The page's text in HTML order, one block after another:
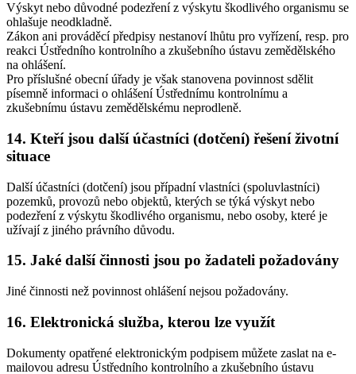
Výskyt nebo důvodné podezření z výskytu škodlivého organismu se
ohlašuje neodkladně.
Zákon ani prováděcí předpisy nestanoví lhůtu pro vyřízení, resp. pro
reakci Ústředního kontrolního a zkušebního ústavu zemědělského
na ohlášení.
Pro příslušné obecní úřady je však stanovena povinnost sdělit
písemně informaci o ohlášení Ústřednímu kontrolnímu a
zkušebnímu ústavu zemědělskému neprodleně.
14. Kteří jsou další účastníci (dotčení) řešení životní
situace
Další účastníci (dotčení) jsou případní vlastníci (spoluvlastníci)
pozemků, provozů nebo objektů, kterých se týká výskyt nebo
podezření z výskytu škodlivého organismu, nebo osoby, které je
užívají z jiného právního důvodu.
15. Jaké další činnosti jsou po žadateli požadovány
Jiné činnosti než povinnost ohlášení nejsou požadovány.
16. Elektronická služba, kterou lze využít
Dokumenty opatřené elektronickým podpisem můžete zaslat na e-
mailovou adresu Ústředního kontrolního a zkušebního ústavu